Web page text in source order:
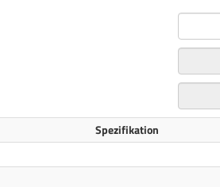
Spezifikation